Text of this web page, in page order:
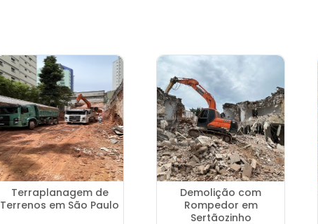
Terraplanagem de
Terrenos em São Paulo
Demolição com
Rompedor em
Sertãozinho